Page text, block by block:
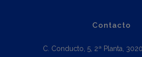
Contacto
C. Conducto, 5, 2ª Planta,